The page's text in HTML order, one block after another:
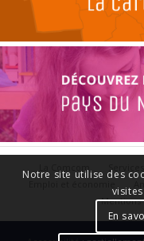
Mentions
Notre site utilise des
En